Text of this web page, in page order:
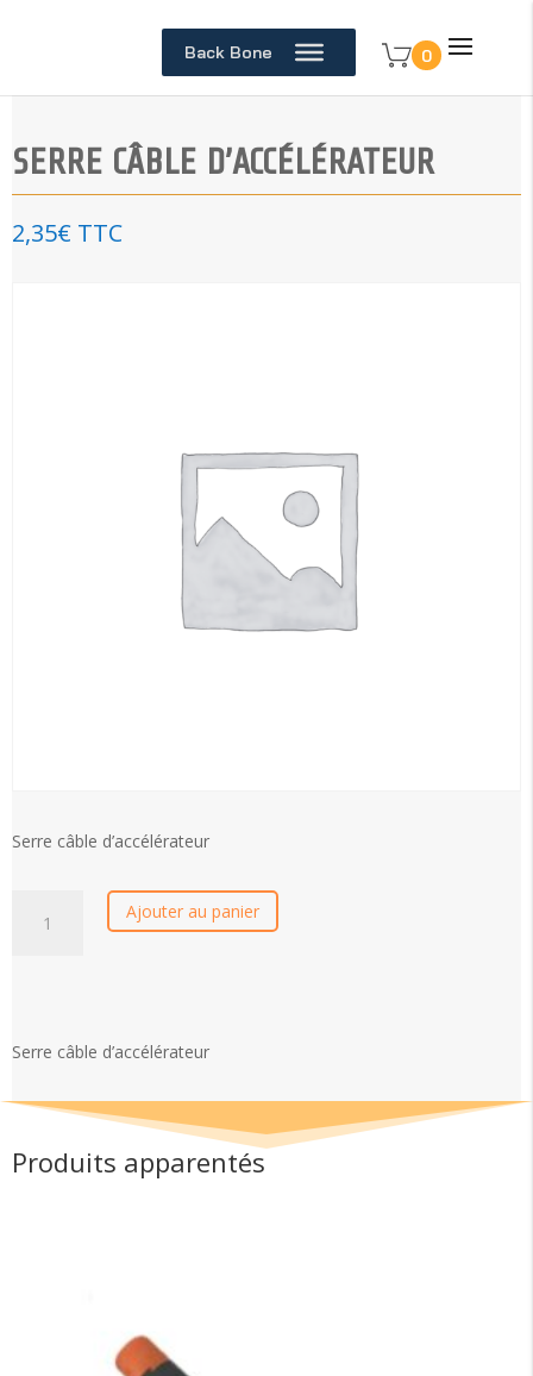
Back Bone 0
SERRE CÂBLE D’ACCÉLÉRATEUR
2,35€ TTC
Serre câble d’accélérateur
Ajouter au panier
Serre câble d’accélérateur
Produits apparentés